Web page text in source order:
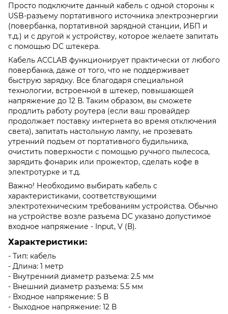
Просто подключите данный кабель с одной стороны к
USB-разъему портативного источника электроэнергии
(повербанка, портативной зарядной станции, ИБП и
т.д.) и с другой к устройству, которое желаете запитать
с помощью DC штекера.
Кабель ACCLAB функционирует практически от любого
повербанка, даже от того, что не поддерживает
быструю зарядку. Все благодаря специальной
технологии, встроенной в штекер, повышающей
напряжение до 12 В. Таким образом, вы сможете
продлить работу роутера (если ваш провайдер
продолжает поставку интернета во время отключения
света), запитать настольную лампу, не прозевать
утренний подъем от портативного будильника,
очистить поверхности с помощью ручного пылесоса,
зарядить фонарик или прожектор, сделать кофе в
электротурке и т.д.
Важно! Необходимо выбирать кабель с
характеристиками, соответствующими
электротехническим требованиям устройства. Обычно
на устройстве возле разъема DC указано допустимое
входное напряжение - Input, V (В).
Характеристики:
- Тип: кабель
- Длина: 1 метр
- Внутренний диаметр разъема: 2.5 мм
- Внешний диаметр разъема: 5.5 мм
- Входное напряжение: 5 В
- Выходное напряжение: 12 В